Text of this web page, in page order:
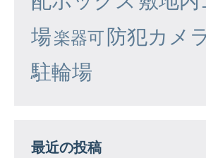
場楽器可防犯カメラ
駐輪場
最近の投稿